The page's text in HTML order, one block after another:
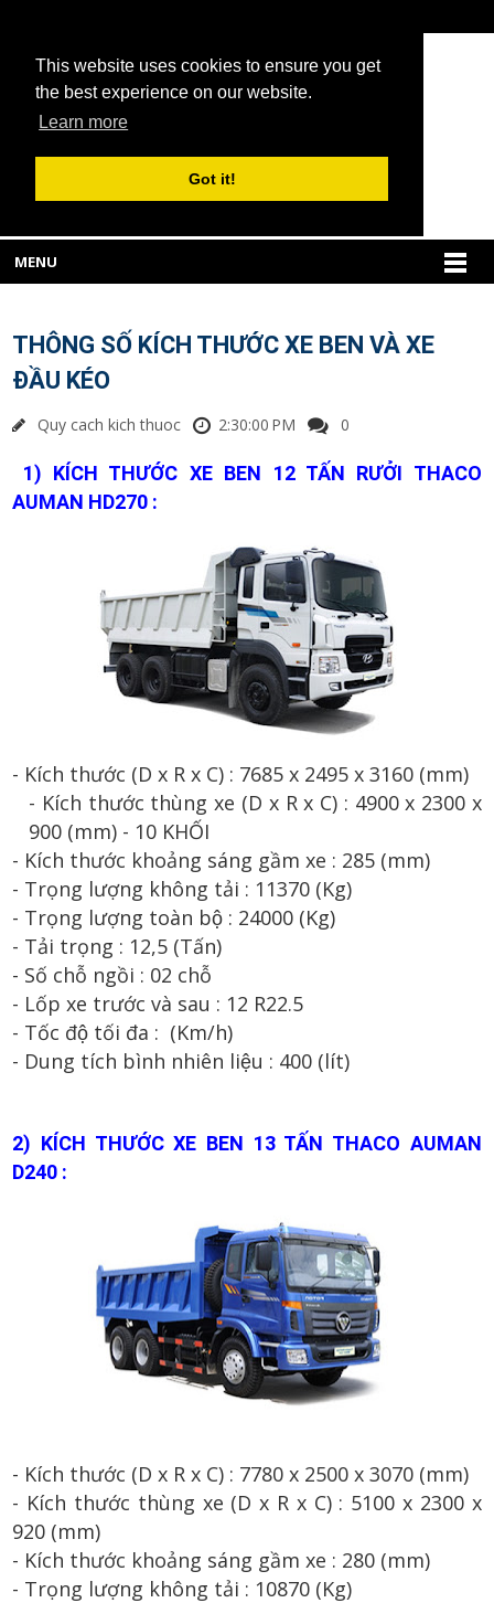
This website uses cookies to ensure you get
the best experience on our website.
Learn more
Got it!
MENU
THÔNG SỐ KÍCH THƯỚC XE BEN VÀ XE
ĐẦU KÉO
Quy cach kich thuoc 2:30:00 PM 0
1) KÍCH THƯỚC XE BEN 12TẤN RƯỞI THACO
AUMAN HD270 :
- Kích thước (D x R x C) : 7685 x 2495 x 3160 (mm)
- Kích thước thùng xe (D x R x C) : 4900x 2300 x
900 (mm) - 10 KHỐI
- Kích thước khoảng sáng gầm xe : 285 (mm)
- Trọng lượng không tải : 11370 (Kg)
- Trọng lượng toàn bộ : 24000 (Kg)
- Tải trọng : 12,5 (Tấn)
- Số chỗ ngồi : 02 chỗ
- Lốp xe trước và sau : 12 R22.5
- Tốc độ tối đa : (Km/h)
- Dung tích bình nhiên liệu : 400 (lít)
2) KÍCH THƯỚC XE BEN 13 TẤN THACO AUMAN
D240 :
- Kích thước (D x R x C) : 7780 x 2500 x 3070 (mm)
- Kích thước thùng xe (D x R x C) : 5100 x 2300x
920 (mm)
- Kích thước khoảng sáng gầm xe : 280 (mm)
- Trọng lượng không tải : 10870 (Kg)